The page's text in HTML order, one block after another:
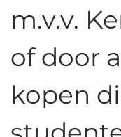
m.v.v.
of door
kopen